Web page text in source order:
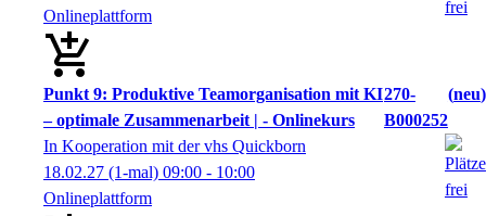
Onlineplattform
Punkt 9: Produktive Teamorganisation mit KI
– optimale Zusammenarbeit | - Onlinekurs
270-
B000252
neu
In Kooperation mit der vhs Quickborn
18.02.27 (1-mal) 09:00 - 10:00
Onlineplattform